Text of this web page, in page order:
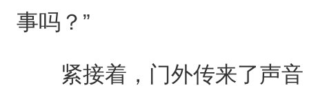
事吗？”
紧接着，门外传来了声音